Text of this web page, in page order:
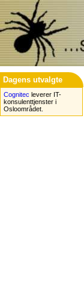
Dagens utvalgte
Cognitec leverer IT-
konsulenttjenster i
Osloområdet.